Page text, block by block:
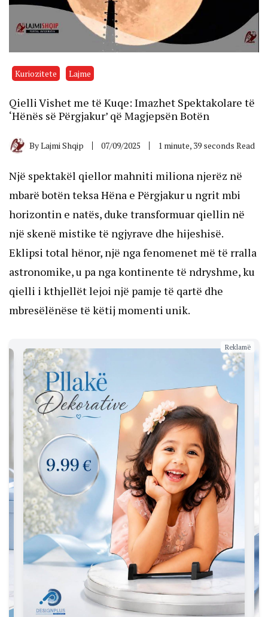
Kuriozitete Lajme
Qielli Vishet me të Kuqe: Imazhet Spektakolare të
‘Hënës së Përgjakur’ që Magjepsën Botën
ByLajmi Shqip 07/09/2025 1 minute, 39 seconds Read
Një spektakël qiellor mahniti miliona njerëz në
mbarë botën teksa Hëna e Përgjakur u ngrit mbi
horizontin e natës, duke transformuar qiellin në
një skenë mistike të ngjyrave dhe hijeshisë.
Eklipsi total hënor, një nga fenomenet më të rralla
astronomike, u pa nga kontinente të ndryshme, ku
qielli i kthjellët lejoi një pamje të qartë dhe
mbresëlënëse të këtij momenti unik.
Reklamë